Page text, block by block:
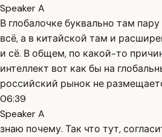
Speaker A
В глобалочке буквально там
всё, а в китайской там и
и сё. В общем, по какой-то
интеллект вот как бы на
российский рынок не
06:39
Speaker A
знаю почему. Так что тут,